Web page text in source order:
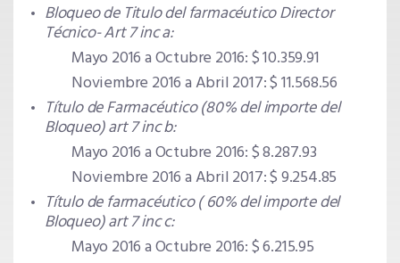
Bloqueo de Titulo del farmacéutico Director
Técnico- Art 7 inc a:
Mayo 2016 a Octubre 2016: $ 10.359.91
Noviembre 2016 a Abril 2017: $ 11.568.56
Título de Farmacéutico (80% del importe del
Bloqueo) art 7 inc b:
Mayo 2016 a Octubre 2016: $ 8.287.93
Noviembre 2016 a Abril 2017: $ 9.254.85
Título de farmacéutico ( 60% del importe del
Bloqueo) art 7 inc c:
Mayo 2016 a Octubre 2016: $ 6.215.95